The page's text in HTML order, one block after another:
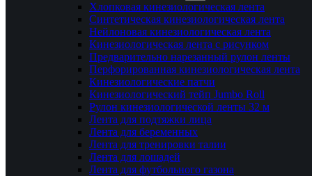
Хлопковая кинезиологическая лента
Синтетическая кинезиологическая лента
Нейлоновая кинезиологическая лента
Кинезиологическая лента с рисунком
Предварительно нарезанный рулон ленты
Перфорированная кинезиологическая лента
Кинезиологические патчи
Кинезиологический тейп Jumbo Roll
Рулон кинезиологической ленты 32 м
Лента для подтяжки лица
Лента для беременных
Лента для тренировки талии
Лента для лошадей
Лента для футбольного газона